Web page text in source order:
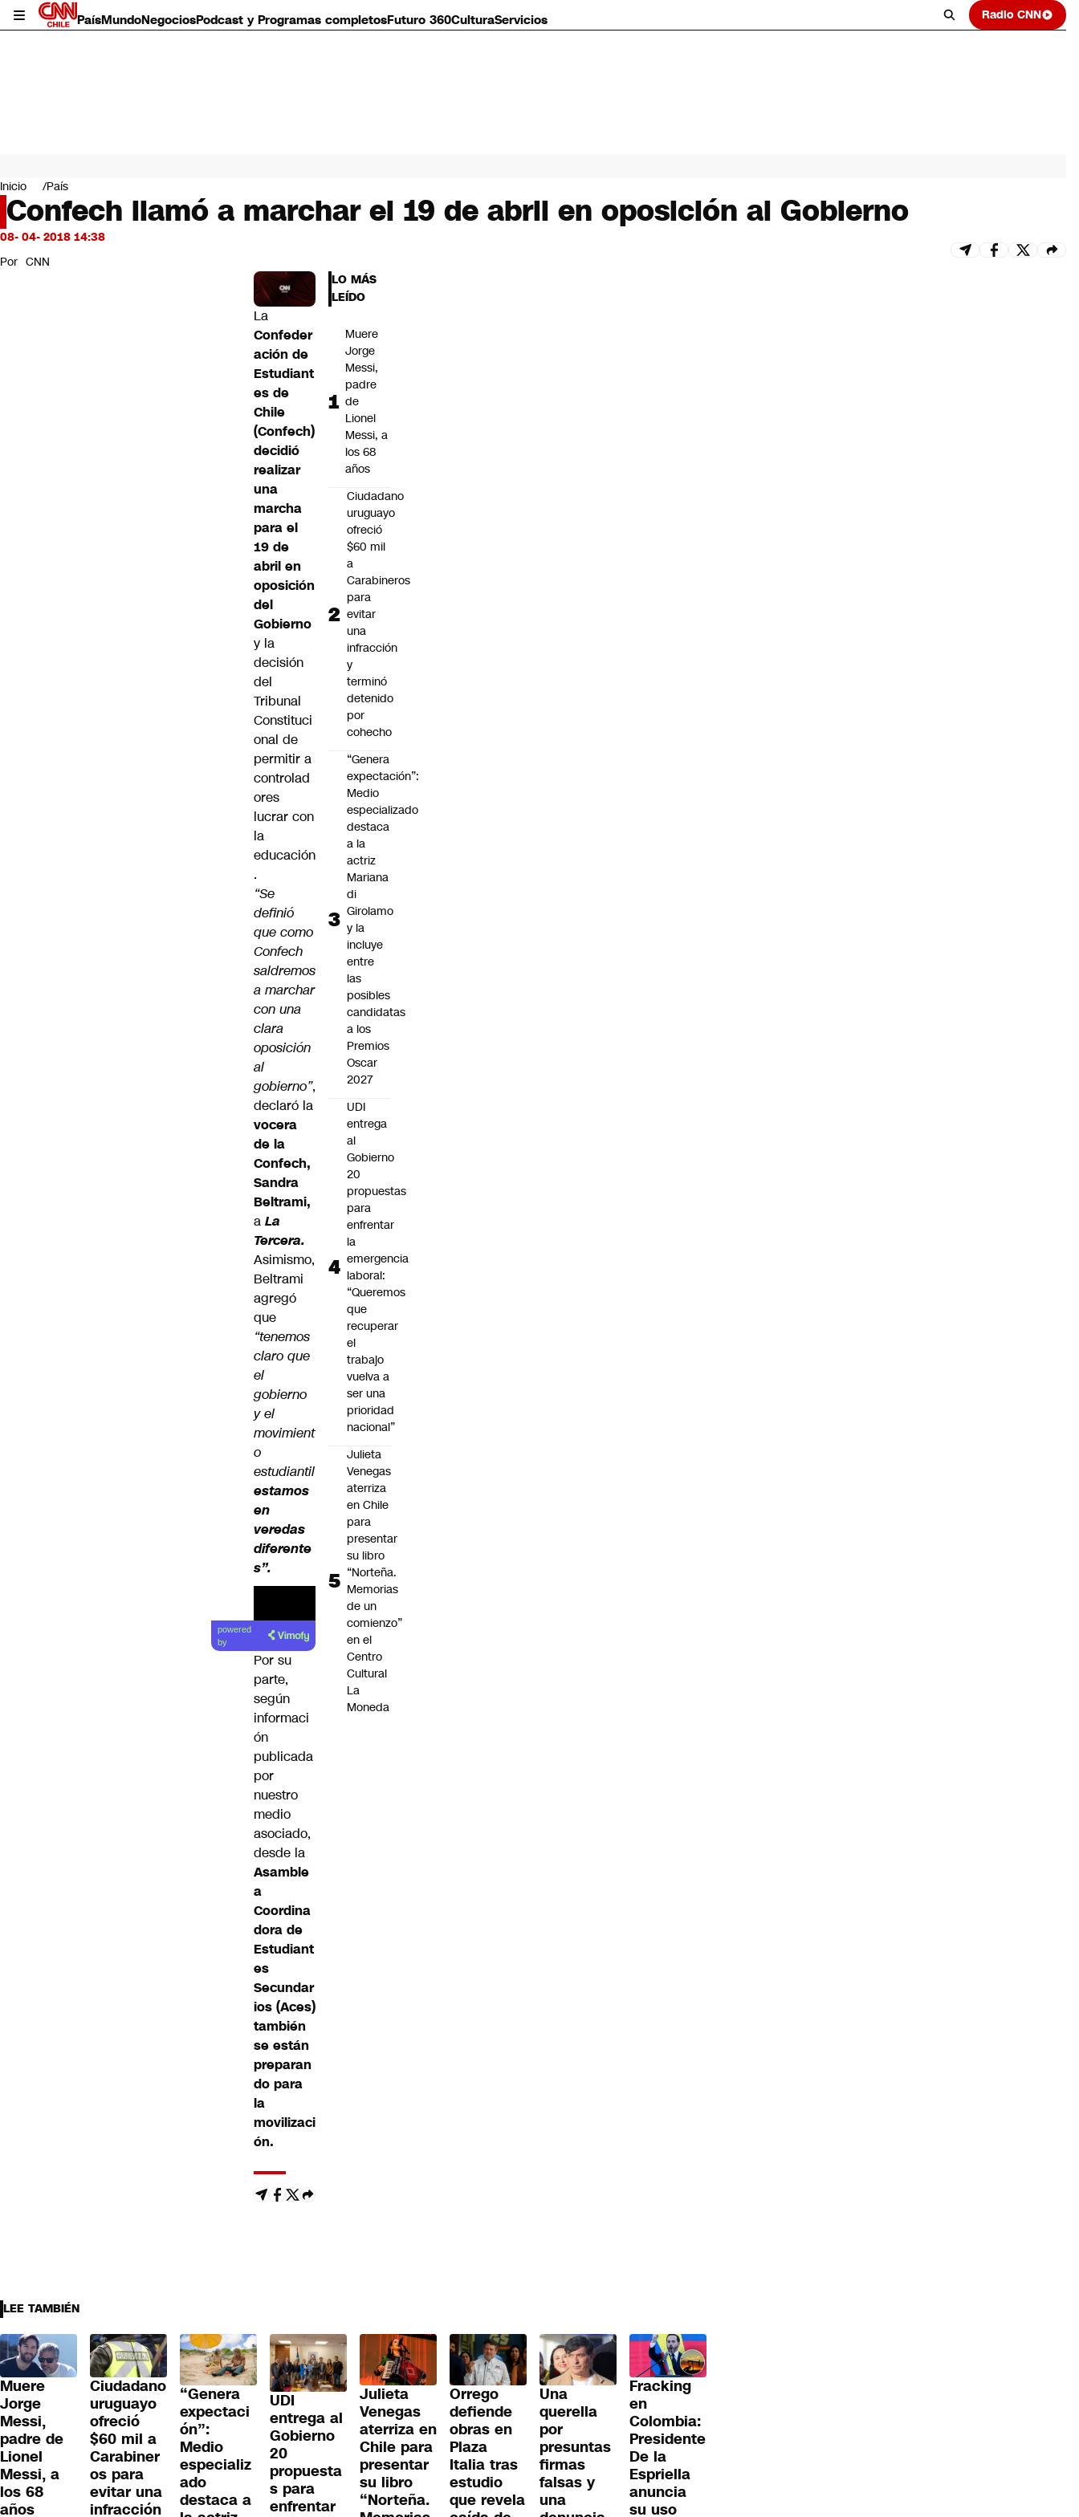
PaísMundoNegociosPodcast y Programas completosFuturo 360CulturaServicios Radio CNN
Mundo
Negocios
Deportes
Programas completos
Servicios
Inicio País
Confech llamó a marchar el 19 de abril en oposición al Gobierno
08- 04- 2018 14:38
Por CNN
La
Confeder
ación de
Estudiant
es de
Chile
(Confech)
decidió
realizar
una
marcha
para el
19 de
abril en
oposición
del
Gobierno
y la
decisión
del
Tribunal
Constituci
onal de
permitir a
controlad
ores
lucrar con
la
educación
.
“Se
definió
que como
Confech
saldremos
a marchar
con una
clara
oposición
al
gobierno”,
declaró la
vocera
de la
Confech,
Sandra
Beltrami,
a La
Tercera.
Asimismo,
Beltrami
agregó
que
“tenemos
claro que
el
gobierno
y el
movimient
o
estudiantil
estamos
en
veredas
diferente
s”.
powered
by
Por su
parte,
según
informaci
ón
publicada
por
nuestro
medio
asociado,
desde la
Asamble
a
Coordina
dora de
Estudiant
es
Secundar
ios (Aces)
también
se están
preparan
do para
la
movilizaci
ón.
LO MÁS
LEÍDO
Muere
Jorge
Messi,
padre
de
Lionel
Messi, a
los 68
años
Ciudadano
uruguayo
ofreció
$60 mil
a
Carabineros
para
evitar
una
infracción
y
terminó
detenido
por
cohecho
“Genera
expectación”:
Medio
especializado
destaca
a la
actriz
Mariana
di
Girolamo
y la
incluye
entre
las
posibles
candidatas
a los
Premios
Oscar
2027
UDI
entrega
al
Gobierno
20
propuestas
para
enfrentar
la
emergencia
laboral:
“Queremos
que
recuperar
el
trabajo
vuelva a
ser una
prioridad
nacional”
Julieta
Venegas
aterriza
en Chile
para
presentar
su libro
“Norteña.
Memorias
de un
comienzo”
en el
Centro
Cultural
La
Moneda
LEE TAMBIÉN
Muere
Jorge
Messi,
padre de
Lionel
Messi, a
los 68
años
Ciudadano
uruguayo
ofreció
$60 mil a
Carabiner
os para
evitar una
infracción
“Genera
expectaci
ón”:
Medio
especializ
ado
destaca a
UDI
entrega al
Gobierno
20
propuesta
s para
enfrentar
Julieta
Venegas
aterriza en
Chile para
presentar
su libro
“Norteña.
Orrego
defiende
obras en
Plaza
Italia tras
estudio
que revela
Una
querella
por
presuntas
firmas
falsas y
una
Fracking
en
Colombia:
Presidente
De la
Espriella
anuncia
su uso